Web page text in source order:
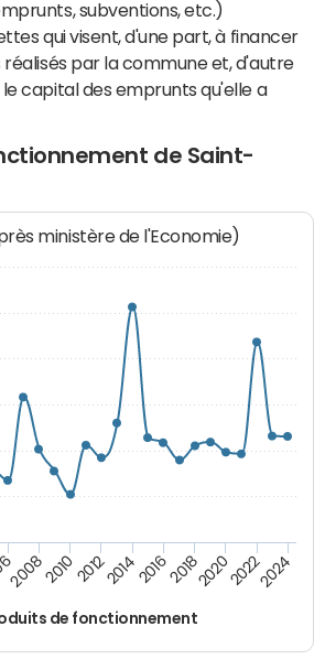
subventions, etc.)
qui visent, d'une part, à financer
réalisés par la commune et, d'autre
capital des emprunts qu'elle a
de Saint-
ministère de l'Economie)
de fonctionnement
200820102012201420162018202020222024